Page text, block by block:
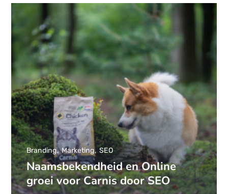
Naamsbekendheid en Online
groei voor Carnis door SEO
Branding Marketing SEO